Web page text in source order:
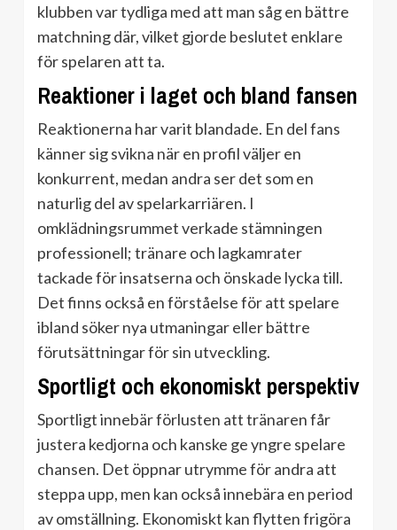
klubben var tydliga med att man såg en bättre
matchning där, vilket gjorde beslutet enklare
för spelaren att ta.
Reaktioner i laget och bland fansen
Reaktionerna har varit blandade. En del fans
känner sig svikna när en profil väljer en
konkurrent, medan andra ser det som en
naturlig del av spelarkarriären. I
omklädningsrummet verkade stämningen
professionell; tränare och lagkamrater
tackade för insatserna och önskade lycka till.
Det finns också en förståelse för att spelare
ibland söker nya utmaningar eller bättre
förutsättningar för sin utveckling.
Sportligt och ekonomiskt perspektiv
Sportligt innebär förlusten att tränaren får
justera kedjorna och kanske ge yngre spelare
chansen. Det öppnar utrymme för andra att
steppa upp, men kan också innebära en period
av omställning. Ekonomiskt kan flytten frigöra